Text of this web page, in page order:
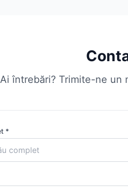
Ai întrebări? Trimite-ne un
*